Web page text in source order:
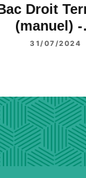
Droit
(manuel)
31/07/2024